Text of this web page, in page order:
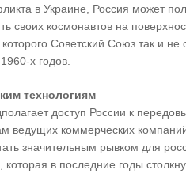
в Украине, Россия может
своих космонавтов на
Советский Союз так и не
х годов.
технологиям
доступ России к
ведущих коммерческих
значительным рывком для
которая в последние годы